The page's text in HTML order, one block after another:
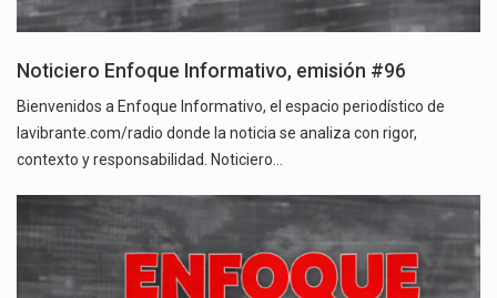
Noticiero Enfoque Informativo, emisión #96
Bienvenidos a Enfoque Informativo, el espacio periodístico de
lavibrante.com/radio donde la noticia se analiza con rigor,
contexto y responsabilidad. Noticiero…